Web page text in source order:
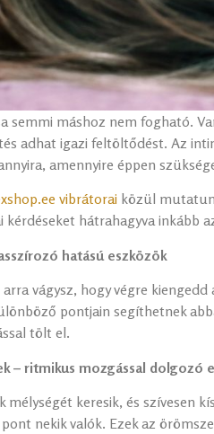
semmi máshoz nem fogható.
adhat igazi feltöltődést. Az
amennyire éppen
vibrátorai közül
hátrahagyva inkább
hatású eszközök
vágysz, hogy végre
pontjain segíthetnek
tölt el.
– ritmikus mozgással dolgozó
mélységét keresik, és szívesen
nekik valók. Ezek az